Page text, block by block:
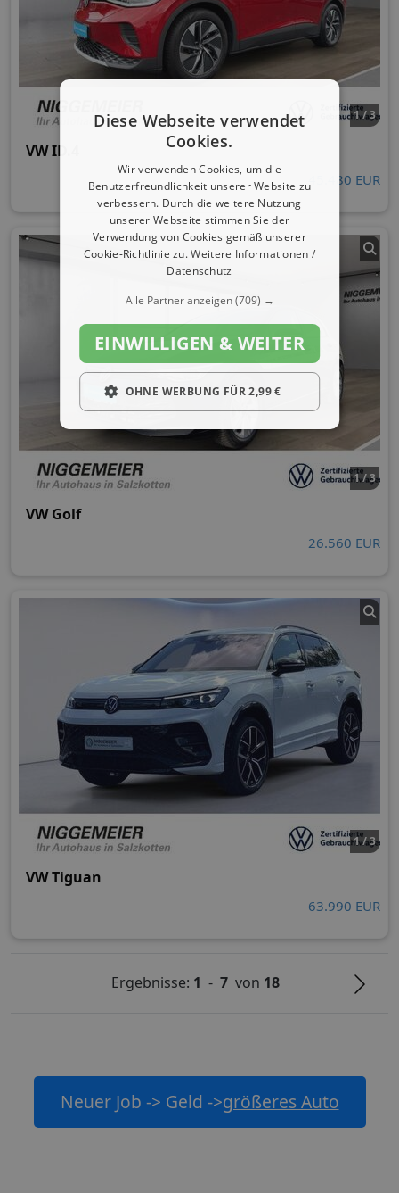
1 / 3
VW ID.4
45.480 EUR
1 / 3
VW Golf
26.560 EUR
1 / 3
VW Tiguan
63.990 EUR
Ergebnisse: 1 -7 von 18
Neuer Job -> Geld ->größeres Auto
Diese Webseite verwendet
Cookies.
Wir verwenden Cookies, um die
Benutzerfreundlichkeit unserer Website zu
verbessern. Durch die weitere Nutzung
unserer Webseite stimmen Sie der
Verwendung von Cookies gemäß unserer
Cookie-Richtlinie zu.Weitere Informationen /
Datenschutz
Alle Partner anzeigen(709) →
EINWILLIGEN & WEITER
OHNE WERBUNG FÜR 2,99 €